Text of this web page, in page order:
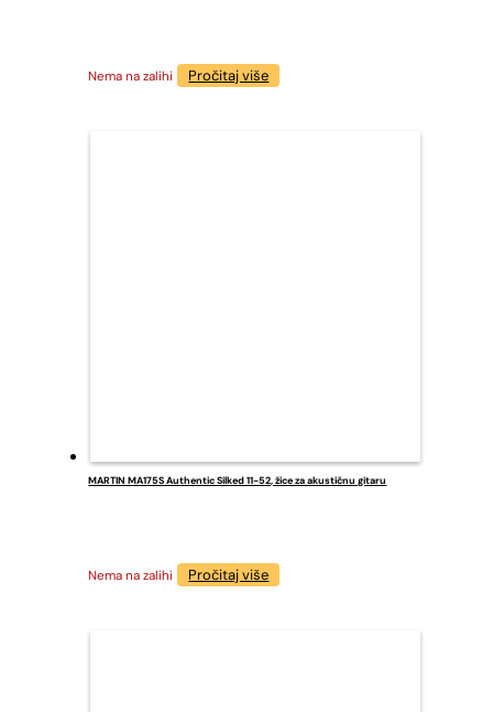
Nema na zalihi Pročitaj više
MARTIN MA175S Authentic Silked 11-52, žice za akustičnu gitaru
Nema na zalihi Pročitaj više